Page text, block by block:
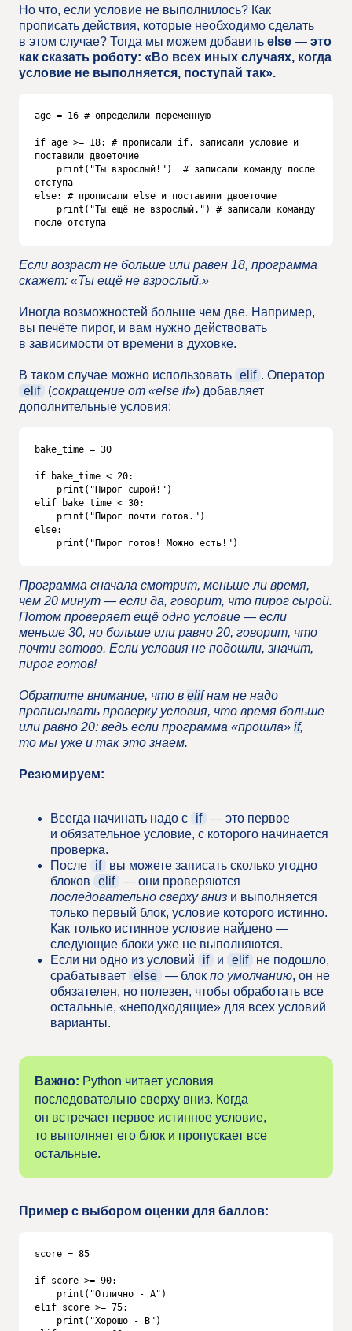
Но что, если условие не выполнилось? Как
прописать действия, которые необходимо сделать
в этом случае? Тогда мы можем добавить else — это
как сказать роботу: «Во всех иных случаях, когда
условие не выполняется, поступай так».
age = 16 # определили переменную
if age >= 18: # прописали if, записали условие и
поставили двоеточие
отступа
else: # прописали else и поставили двоеточие
после отступа
Если возраст не больше или равен 18, программа
скажет: «Ты ещё не взрослый.»
Иногда возможностей больше чем две. Например,
вы печёте пирог, и вам нужно действовать
в зависимости от времени в духовке.
В таком случае можно использовать elif . Оператор
elif
(сокращение от «else if») добавляет
дополнительные условия:
bake_time = 30
if bake_time < 20:
elif bake_time < 30:
else:
    print("Пирог готов! Можно есть!")
Программа сначала смотрит, меньше ли время,
чем 20 минут — если да, говорит, что пирог сырой.
Потом проверяет ещё одно условие — если
меньше 30, но больше или равно 20, говорит, что
почти готово. Если условия не подошли, значит,
пирог готов!
Обратите внимание, что в elifнам не надо
прописывать проверку условия, что время больше
или равно 20: ведь если программа «прошла» if,
то мы уже и так это знаем.
Резюмируем:
Всегда начинать надо с if — это первое
и обязательное условие, с которого начинается
проверка.
После
if
вы можете записать сколько угодно
блоков
elif — они проверяются
последовательно сверху вниз и выполняется
только первый блок, условие которого истинно.
Как только истинное условие найдено —
следующие блоки уже не выполняются.
Если ни одно из условий
if и elif
не подошло,
срабатывает else — блок по умолчанию, он не
обязателен, но полезен, чтобы обработать все
остальные, «неподходящие» для всех условий
варианты.
Важно: Python читает условия
последовательно сверху вниз. Когда
он встречает первое истинное условие,
то выполняет его блок и пропускает все
остальные.
Пример с выбором оценки для баллов:
score = 85
if score >= 90:
elif score >= 75: